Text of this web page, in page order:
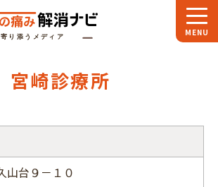
スペシャル対談
お役立ちコラム
専門家インタビュー
宮崎診療所
山台９－１０